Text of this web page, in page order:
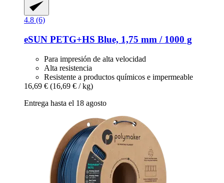
4.8 (6)
eSUN PETG+HS Blue, 1,75 mm / 1000 g
Para impresión de alta velocidad
Alta resistencia
Resistente a productos químicos e impermeable
16,69 € (16,69 € / kg)
Entrega hasta el 18 agosto